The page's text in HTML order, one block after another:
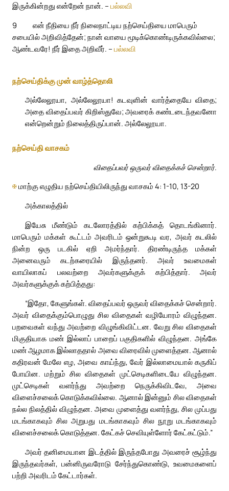
இருக்கின்றது என்றேன் நான். – பல்லவி
9
என் நீதியை நீர் நிலைநாட்டிய நற்செய்தியை மாபெரும்
சபையில் அறிவித்தேன்; நான் வாயை மூடிக்கொண்டிருக்கவில்லை;
ஆண்டவரே! நீர் இதை அறிவீர். – பல்லவி
நற்செய்திக்கு முன் வாழ்த்தொலி
அல்லேலூயா, அல்லேலூயா! கடவுளின் வார்த்தையே விதை;
அதை விதைப்பவர் கிறிஸ்துவே; அவரைக் கண்டடைந்தவனோ
என்றென்றும் நிலைத்திருப்பான். அல்லேலூயா.
நற்செய்தி வாசகம்
விதைப்பவர் ஒருவர் விதைக்கச் சென்றார்.
✠மாற்கு எழுதிய நற்செய்தியிலிருந்து வாசகம் 4: 1-10, 13-20
அக்காலத்தில்
இயேசு மீண்டும் கடலோரத்தில் கற்பிக்கத் தொடங்கினார்.
மாபெரும் மக்கள் கூட்டம் அவரிடம் ஒன்றுகூடி வர, அவர் கடலில்
நின்ற ஒரு படகில் ஏறி அமர்ந்தார். திரண்டிருந்த மக்கள்
அனைவரும் கடற்கரையில் இருந்தனர். அவர் உவமைகள்
வாயிலாகப் பலவற்றை அவர்களுக்குக் கற்பித்தார். அவர்
அவர்களுக்குக் கற்பித்தது:
“இதோ, கேளுங்கள். விதைப்பவர் ஒருவர் விதைக்கச் சென்றார்.
அவர் விதைக்கும்பொழுது சில விதைகள் வழியோரம் விழுந்தன.
பறவைகள் வந்து அவற்றை விழுங்கிவிட்டன. வேறு சில விதைகள்
மிகுதியாக மண் இல்லாப் பாறைப் பகுதிகளில் விழுந்தன. அங்கே
மண் ஆழமாக இல்லாததால் அவை விரைவில் முளைத்தன. ஆனால்
கதிரவன் மேலே எழ, அவை காய்ந்து, வேர் இல்லாமையால் கருகிப்
போயின. மற்றும் சில விதைகள் முட்செடிகளிடையே விழுந்தன.
முட்செடிகள் வளர்ந்து அவற்றை நெருக்கிவிடவே, அவை
விளைச்சலைக் கொடுக்கவில்லை. ஆனால் இன்னும் சில விதைகள்
நல்ல நிலத்தில் விழுந்தன. அவை முளைத்து வளர்ந்து, சில முப்பது
மடங்காகவும் சில அறுபது மடங்காகவும் சில நூறு மடங்காகவும்
விளைச்சலைக் கொடுத்தன. கேட்கச் செவியுள்ளோர் கேட்கட்டும்.”
அவர் தனிமையான இடத்தில் இருந்தபோது அவரைச் சூழ்ந்து
இருந்தவர்கள், பன்னிருவரோடு சேர்ந்துகொண்டு, உவமைகளைப்
பற்றி அவரிடம் கேட்டார்கள்.